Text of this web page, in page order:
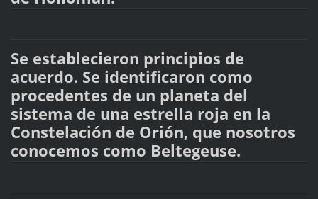
Se establecieron principios de
acuerdo. Se identificaron como
procedentes de un planeta del
sistema de una estrella roja en la
Constelación de Orión, que nosotros
conocemos como Beltegeuse.